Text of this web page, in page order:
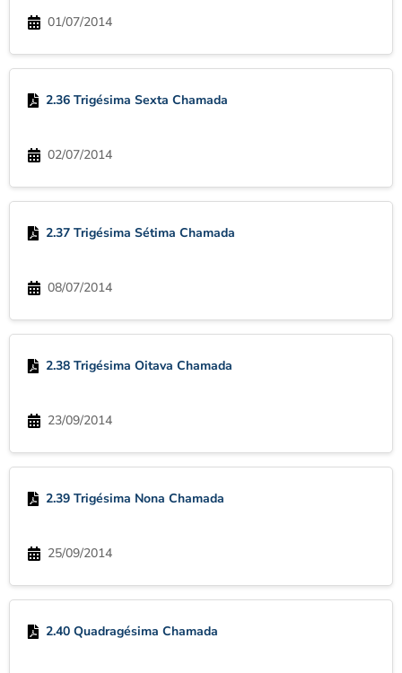
01/07/2014
2.36 Trigésima Sexta Chamada
02/07/2014
2.37 Trigésima Sétima Chamada
08/07/2014
2.38 Trigésima Oitava Chamada
23/09/2014
2.39 Trigésima Nona Chamada
25/09/2014
2.40 Quadragésima Chamada